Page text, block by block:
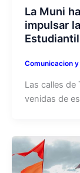
La Muni
impulsar
Estudiantil
Comunicacion
Las calles
venidas de